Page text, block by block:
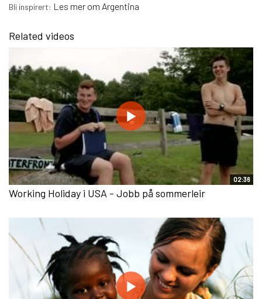
Bli inspirert: Les mer om Argentina
Related videos
02:36
Working Holiday i USA - Jobb på sommerleir